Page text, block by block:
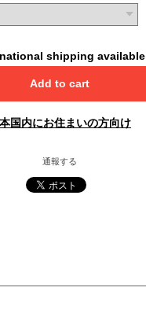
shipping available
Add to cart
国内にお住まいの方向け
通報する